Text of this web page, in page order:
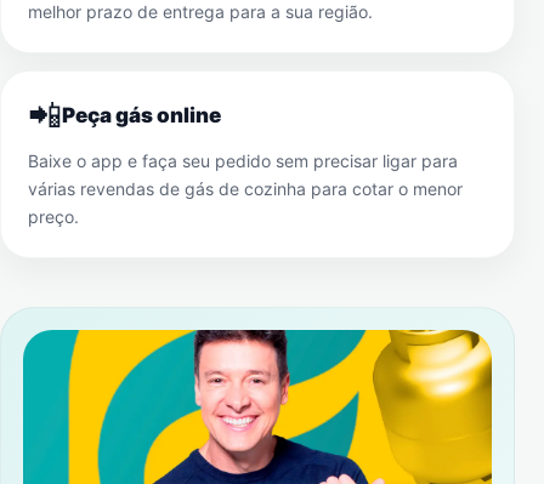
melhor prazo de entrega para a sua região.
📲Peça gás online
Baixe o app e faça seu pedido sem precisar ligar para
várias revendas de gás de cozinha para cotar o menor
preço.